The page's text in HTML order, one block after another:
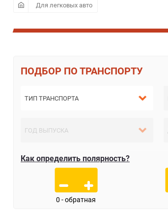
Для легковых авто
ПО ТРАНСПОРТУ
Как определить полярность?
0 - обратная